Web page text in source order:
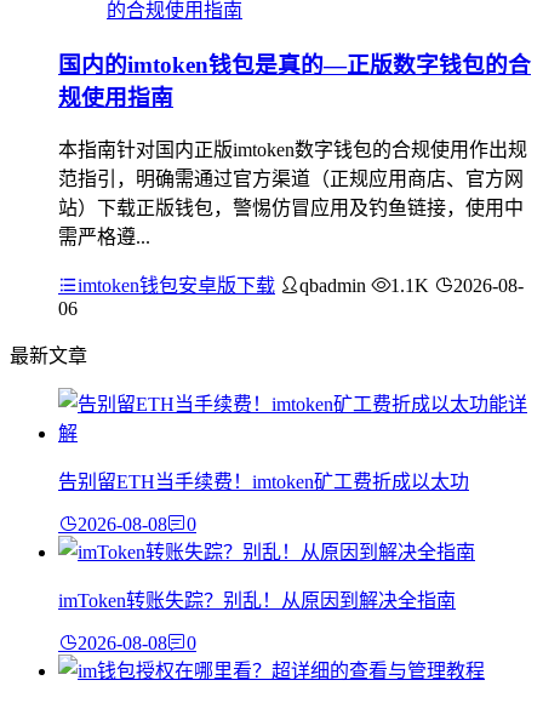
国内的imtoken钱包是真的—正版数字钱包的合
规使用指南
本指南针对国内正版imtoken数字钱包的合规使用作出规
范指引，明确需通过官方渠道（正规应用商店、官方网
站）下载正版钱包，警惕仿冒应用及钓鱼链接，使用中
需严格遵...
imtoken钱包安卓版下载 qbadmin 1.1K
2026-08-
06
最新文章
告别留ETH当手续费！imtoken矿工费折成以太功
2026-08-08 0
imToken转账失踪？别乱！从原因到解决全指南
2026-08-08 0